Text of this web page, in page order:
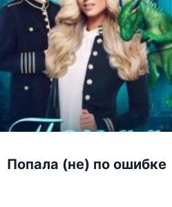
Попала (не) по ошибке